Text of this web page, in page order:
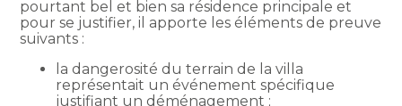
pourtant bel et bien sa résidence principale et
pour se justifier, il apporte les éléments de preuve
suivants :
la dangerosité du terrain de la villa
représentait un événement spécifique
justifiant un déménagement ;